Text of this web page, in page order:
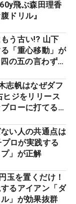
飛ぶ森田理香
ドリル』
もう古い!? 山下
「重心移動」が
の五の言わず振
志帆はなぜダフ
ヒジをリリース
ローに打てる #
い人の共通点は
ロが実践する
プ」が正解
玉を置くだけ！
るアイアン「ダ
」が効果抜群